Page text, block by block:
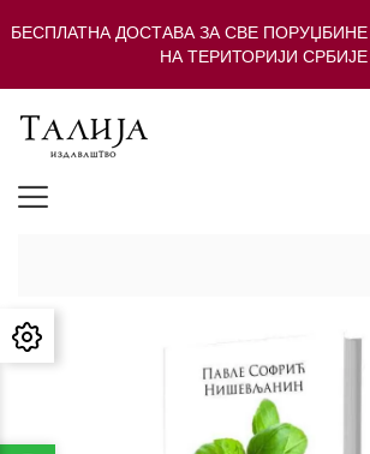
БЕСПЛАТНА ДОСТАВА ЗА СВЕ
НА ТЕРИТОРИЈИ СРБИЈЕ